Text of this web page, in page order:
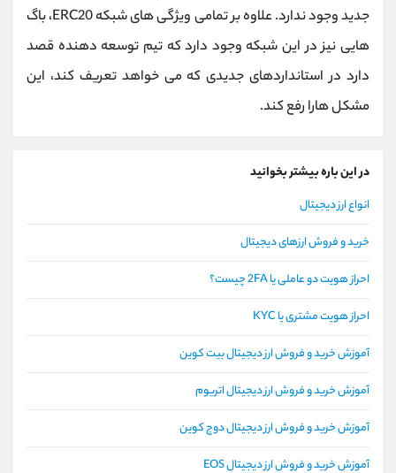
جدید وجود ندارد. علاوه بر تمامی ویژگی های شبکه ERC20، باگ
هایی نیز در این شبکه وجود دارد که تیم توسعه دهنده قصد
دارد در استانداردهای جدیدی که می خواهد تعریف کند، این
مشکل هارا رفع کند.
در این باره بیشتر بخوانید
انواع ارز دیجیتال
خرید و فروش ارزهای دیجیتال
احراز هویت دو عاملی یا 2FA چیست؟
احراز هویت مشتری یا KYC
آموزش خرید و فروش ارز دیجیتال بیت کوین
آموزش خرید و فروش ارز دیجیتال اتریوم
آموزش خرید و فروش ارز دیجیتال دوج کوین
آموزش خرید و فروش ارز دیجیتال EOS